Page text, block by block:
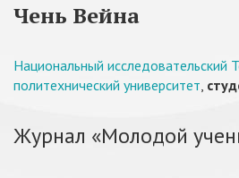
Чень Вейна
Национальный исследовательский
политехнический университет,
Журнал «Молодой